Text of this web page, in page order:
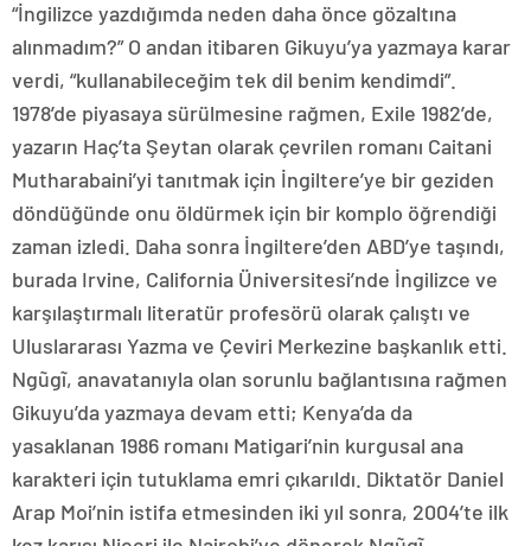
“İngilizce yazdığımda neden daha önce gözaltına
alınmadım?” O andan itibaren Gikuyu’ya yazmaya karar
verdi, “kullanabileceğim tek dil benim kendimdi”.
1978’de piyasaya sürülmesine rağmen, Exile 1982’de,
yazarın Haç’ta Şeytan olarak çevrilen romanı Caitani
Mutharabaini’yi tanıtmak için İngiltere’ye bir geziden
döndüğünde onu öldürmek için bir komplo öğrendiği
zaman izledi. Daha sonra İngiltere’den ABD’ye taşındı,
burada Irvine, California Üniversitesi’nde İngilizce ve
karşılaştırmalı literatür profesörü olarak çalıştı ve
Uluslararası Yazma ve Çeviri Merkezine başkanlık etti.
Ngũgĩ, anavatanıyla olan sorunlu bağlantısına rağmen
Gikuyu’da yazmaya devam etti; Kenya’da da
yasaklanan 1986 romanı Matigari’nin kurgusal ana
karakteri için tutuklama emri çıkarıldı. Diktatör Daniel
Arap Moi’nin istifa etmesinden iki yıl sonra, 2004’te ilk